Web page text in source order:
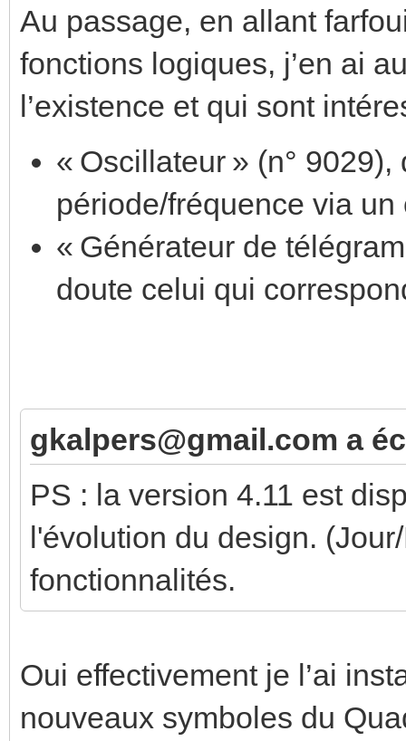
Au passage, en allant
fonctions logiques, j’en ai
l’existence et qui sont
« Oscillateur » (n°
période/fréquence via
« Générateur de
doute celui qui
gkalpers@gmail.com a
PS : la version 4.11 est
l'évolution du design.
fonctionnalités.
Oui effectivement je l’ai
nouveaux symboles du